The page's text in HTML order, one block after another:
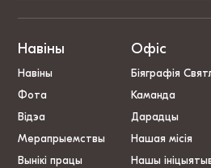
Навіны
Навіны
Фота
Відэа
Мерапрыемствы
Вынікі працы
Офіс
Біяграфія
Каманда
Дарадцы
Нашая місія
Нашы